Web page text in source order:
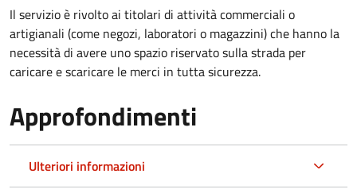
Il servizio è rivolto ai titolari di attività commerciali o
artigianali (come negozi, laboratori o magazzini) che hanno la
necessità di avere uno spazio riservato sulla strada per
caricare e scaricare le merci in tutta sicurezza.
Approfondimenti
Ulteriori informazioni